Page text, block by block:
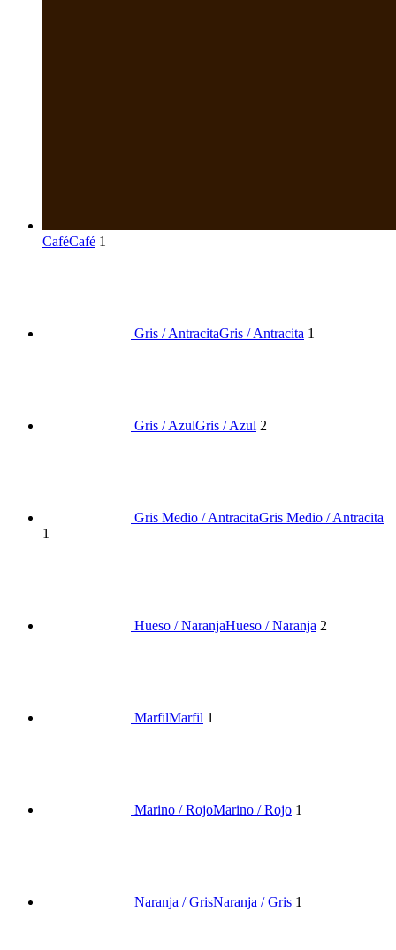
CaféCafé 1
Gris / AntracitaGris / Antracita 1
Gris / AzulGris / Azul 2
Gris Medio / AntracitaGris Medio / Antracita
1
Hueso / NaranjaHueso / Naranja 2
MarfilMarfil 1
Marino / RojoMarino / Rojo 1
Naranja / GrisNaranja / Gris 1